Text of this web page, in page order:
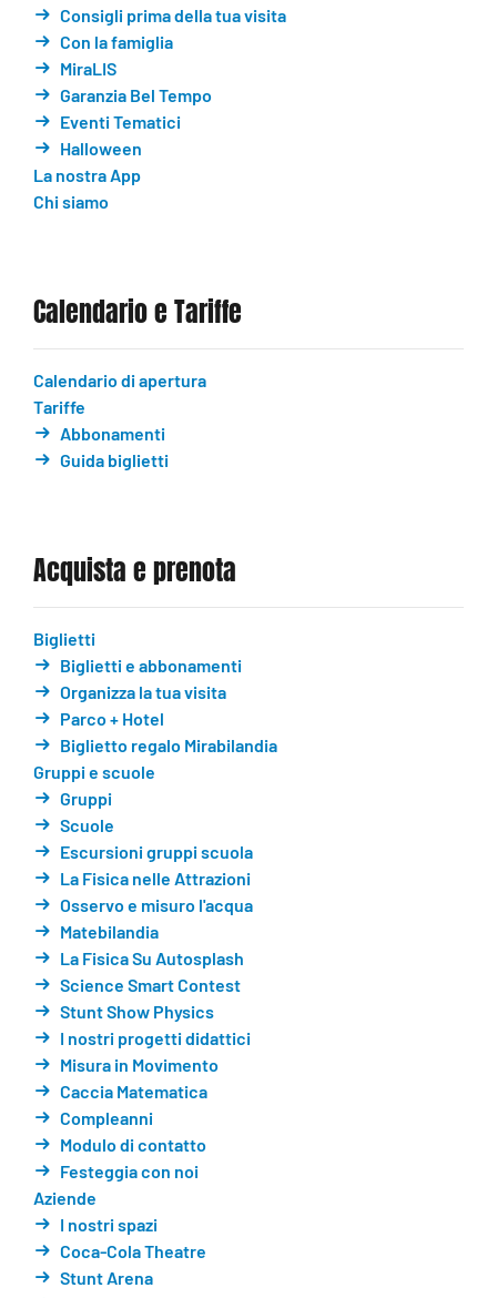
Consigli prima della tua visita
Con la famiglia
MiraLIS
Garanzia Bel Tempo
Eventi Tematici
Halloween
La nostra App
Chi siamo
Calendario e Tariffe
Calendario di apertura
Tariffe
Abbonamenti
Guida biglietti
Acquista e prenota
Biglietti
Biglietti e abbonamenti
Organizza la tua visita
Parco + Hotel
Biglietto regalo Mirabilandia
Gruppi e scuole
Gruppi
Scuole
Escursioni gruppi scuola
La Fisica nelle Attrazioni
Osservo e misuro l'acqua
Matebilandia
La Fisica Su Autosplash
Science Smart Contest
Stunt Show Physics
I nostri progetti didattici
Misura in Movimento
Caccia Matematica
Compleanni
Modulo di contatto
Festeggia con noi
Aziende
I nostri spazi
Coca-Cola Theatre
Stunt Arena